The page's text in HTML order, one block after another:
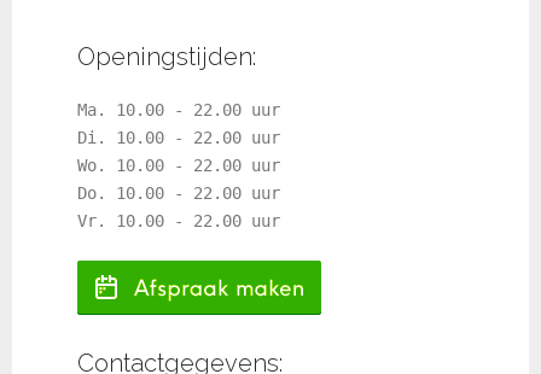
Openingstijden:
Ma. 10.00 - 22.00 uur
Di. 10.00 - 22.00 uur
Wo. 10.00 - 22.00 uur
Do. 10.00 - 22.00 uur
Vr. 10.00 - 22.00 uur
Contactgegevens: